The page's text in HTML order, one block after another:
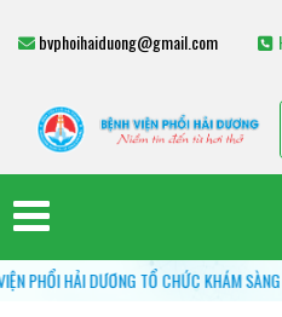
bvphoihaiduong@gmail.com
HẢI DƯƠNG TỔ CHỨC KHÁM SÀNG